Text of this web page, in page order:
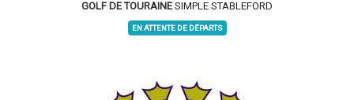
GOLF DE TOURAINE SIMPLE STABLEFORD
EN ATTENTE DE DÉPARTS